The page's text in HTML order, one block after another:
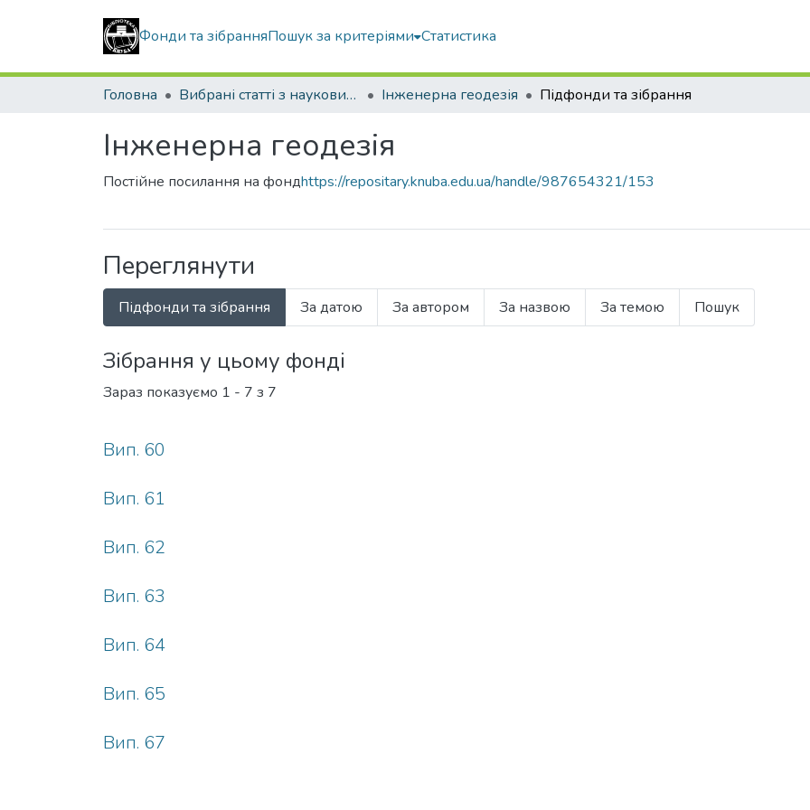
Фонди та зібранняПошук за критеріями Статистика
Головна Вибрані статті з наукових збірників КНУБА Інженерна геодезія Підфонди та зібрання
Інженерна геодезія
Постійне посилання на фондhttps://repositary.knuba.edu.ua/handle/987654321/153
Переглянути
Підфонди та зібрання За датою За автором За назвою За темою Пошук
Зібрання у цьому фонді
Зараз показуємо 1 - 7 з 7
Вип. 60
Вип. 61
Вип. 62
Вип. 63
Вип. 64
Вип. 65
Вип. 67